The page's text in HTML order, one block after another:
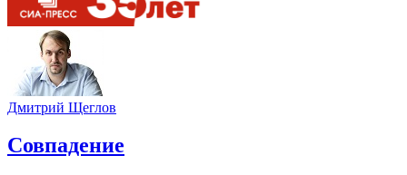
Дмитрий Щеглов
​Совпадение